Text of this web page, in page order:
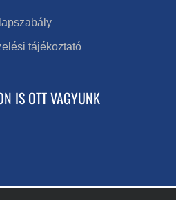
tájékoztató
IS OTT VAGYUNK